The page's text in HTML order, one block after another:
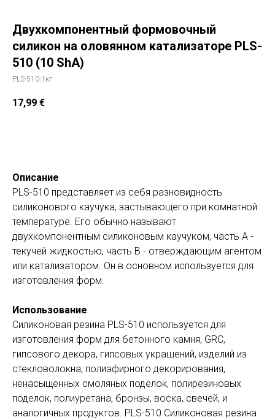
Двухкомпонентный формовочный
силикон на оловянном катализаторе PLS-
510 (10 ShA)
PLS-510-1кг
17,99 €
Описание
PLS-510 представляет из себя разновидность
силиконового каучука, застывающего при комнатной
температуре. Его обычно называют
двухкомпонентным силиконовым каучуком, часть А -
текучей жидкостью, часть В - отверждающим агентом
или катализатором. Он в основном используется для
изготовления форм.
Использование
Силиконовая резина PLS-510 используется для
изготовления форм для бетонного камня, GRC,
гипсового декора, гипсовых украшений, изделий из
стекловолокна, полиэфирного декорирования,
ненасыщенных смоляных поделок, полирезиновых
поделок, полиуретана, бронзы, воска, свечей, и
аналогичных продуктов. PLS-510 Силиконовая резина